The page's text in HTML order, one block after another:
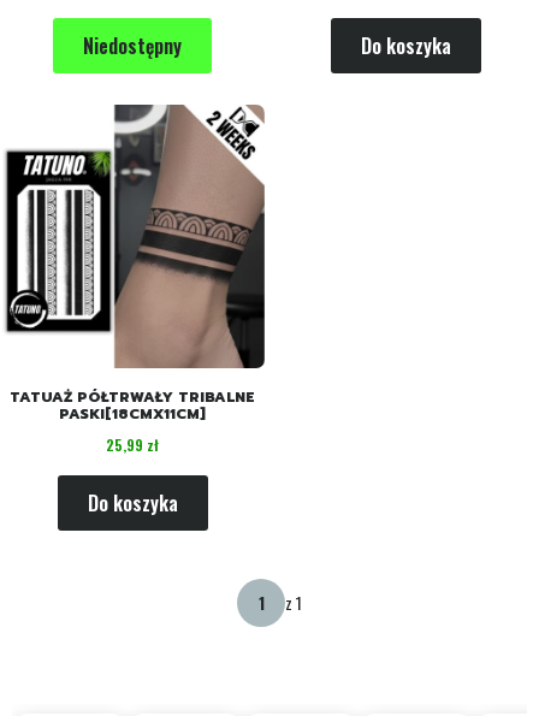
Niedostępny Do koszyka
TATUAŻ PÓŁTRWAŁY TRIBALNE
PASKI[18CMX11CM]
Cena
25,99 zł
Do koszyka
z 1